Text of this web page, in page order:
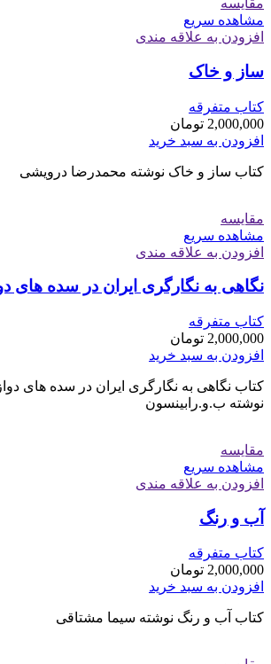
مقایسه
مشاهده سریع
افزودن به علاقه مندی
ساز و خاک
کتاب متفرقه
2,000,000 تومان
افزودن به سبد خرید
کتاب ساز و خاک نوشته محمدرضا درویشی
مقایسه
مشاهده سریع
افزودن به علاقه مندی
نگاهی به نگارگری ایران در سده های
کتاب متفرقه
2,000,000 تومان
افزودن به سبد خرید
کتاب نگاهی به نگارگری ایران در سده های
نوشته ب.و.رابینسون
مقایسه
مشاهده سریع
افزودن به علاقه مندی
آب و رنگ
کتاب متفرقه
2,000,000 تومان
افزودن به سبد خرید
کتاب آب و رنگ نوشته سیما مشتاقی